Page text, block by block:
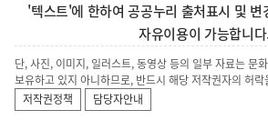
'텍스트'에 한하여 공공누리 출처표시 및 변
자유이용이 가능합니
단, 사진, 이미지, 일러스트, 동영상 등의 일부 자료는 문
보유하고 있지 아니하므로, 반드시 해당 저작권자의 허
저작권정책
담당자안내